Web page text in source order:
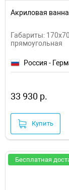
Акриловая
Габариты:
прямоугольная
Россия -
33 930 р.
Купить
Бесплатная